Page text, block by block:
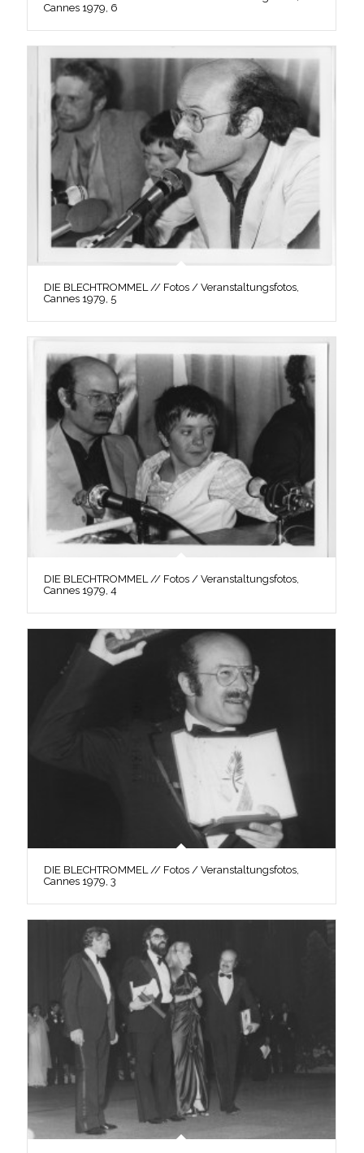
Cannes 1979, 6
DIE BLECHTROMMEL // Fotos / Veranstaltungsfotos,
Cannes 1979, 5
DIE BLECHTROMMEL // Fotos / Veranstaltungsfotos,
Cannes 1979, 4
DIE BLECHTROMMEL // Fotos / Veranstaltungsfotos,
Cannes 1979, 3